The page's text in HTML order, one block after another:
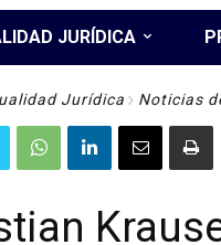
JURÍDICA
Jurídica Noticias